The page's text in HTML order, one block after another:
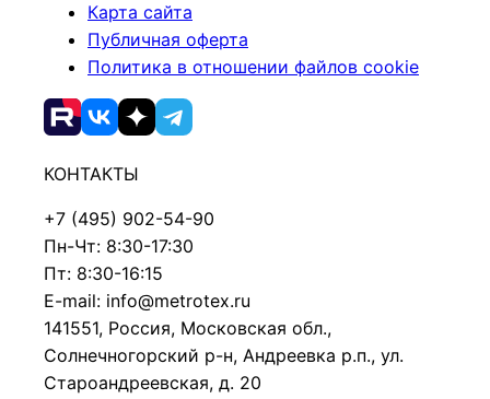
Карта сайта
Публичная оферта
Политика в отношении файлов cookie
КОНТАКТЫ
+7 (495) 902-54-90
Пн-Чт: 8:30-17:30
Пт: 8:30-16:15
E-mail: info@metrotex.ru
141551, Россия, Московская обл.,
Солнечногорский р-н, Андреевка р.п., ул.
Староандреевская, д. 20